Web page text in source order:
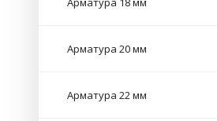
Арматура 20 мм
Арматура 22 мм